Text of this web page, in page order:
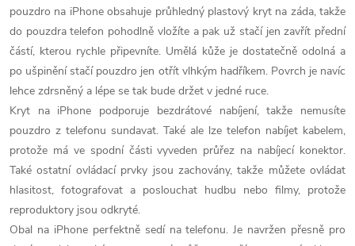
pouzdro na iPhone obsahuje průhledný plastový kryt na záda, takže
do pouzdra telefon pohodlně vložíte a pak už stačí jen zavřít přední
částí, kterou rychle připevníte. Umělá kůže je dostatečně odolná a
po ušpinění stačí pouzdro jen otřít vlhkým hadříkem. Povrch je navíc
lehce zdrsněný a lépe se tak bude držet v jedné ruce.
Kryt na iPhone podporuje bezdrátové nabíjení, takže nemusíte
pouzdro z telefonu sundavat. Také ale lze telefon nabíjet kabelem,
protože má ve spodní části vyveden průřez na nabíjecí konektor.
Také ostatní ovládací prvky jsou zachovány, takže můžete ovládat
hlasitost, fotografovat a poslouchat hudbu nebo filmy, protože
reproduktory jsou odkryté.
Obal na iPhone perfektně sedí na telefonu. Je navržen přesně pro